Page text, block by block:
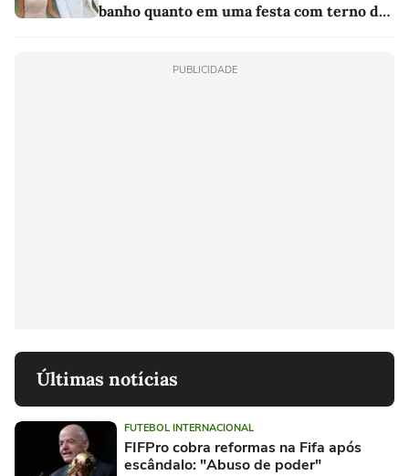
banho quanto em uma festa com terno de
PUBLICIDADE
Últimas notícias
FUTEBOL INTERNACIONAL
FIFPro cobra reformas na Fifa após
escândalo: "Abuso de poder"